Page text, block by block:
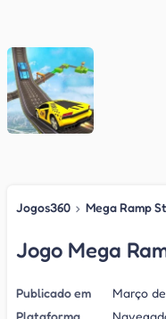
Jogos360 › Mega Ramp
Jogo Mega
Publicado em
Março
Plataforma